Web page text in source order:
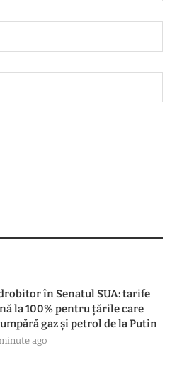
în Senatul SUA: tarife
la 100% pentru țările care
gaz și petrol de la Putin
ago